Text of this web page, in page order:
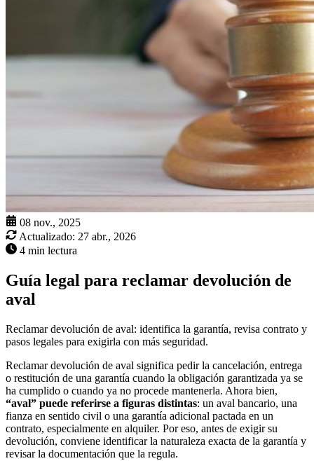
08 nov., 2025
Actualizado: 27 abr., 2026
4 min lectura
Guía legal para reclamar devolución de
aval
Reclamar devolución de aval: identifica la garantía, revisa contrato y
pasos legales para exigirla con más seguridad.
Reclamar devolución de aval significa pedir la cancelación, entrega
o restitución de una garantía cuando la obligación garantizada ya se
ha cumplido o cuando ya no procede mantenerla. Ahora bien,
“aval” puede referirse a figuras distintas: un aval bancario, una
fianza en sentido civil o una garantía adicional pactada en un
contrato, especialmente en alquiler. Por eso, antes de exigir su
devolución, conviene identificar la naturaleza exacta de la garantía y
revisar la documentación que la regula.